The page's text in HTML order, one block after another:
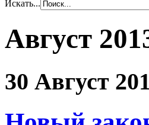
Искать...
Август
30 Август